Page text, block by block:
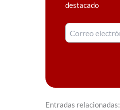
destacado
Entradas relacionadas: